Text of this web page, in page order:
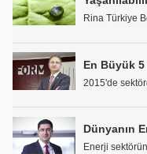
2015'de
Enerji